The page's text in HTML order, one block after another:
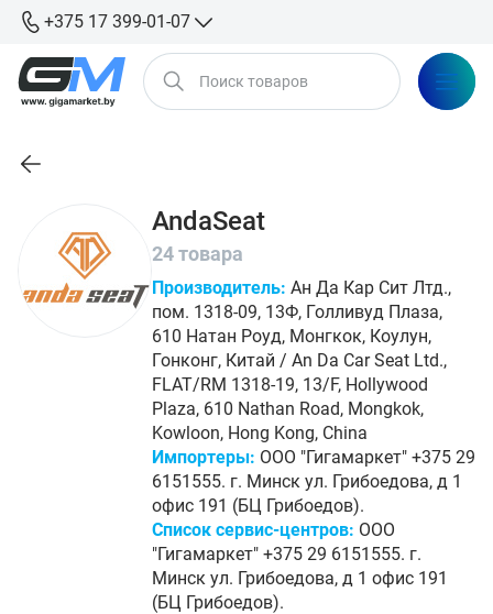
+375 17 399-01-07
AndaSeat
24 товара
Производитель: Ан Да Кар Сит Лтд.,
пом. 1318-09, 13Ф, Голливуд Плаза,
610 Натан Роуд, Монгкок, Коулун,
Гонконг, Китай / An Da Car Seat Ltd.,
FLAT/RM 1318-19, 13/F, Hollywood
Plaza, 610 Nathan Road, Mongkok,
Kowloon, Hong Kong, China
Импортеры: ООО "Гигамаркет" +375 29
6151555. г. Минск ул. Грибоедова, д 1
офис 191 (БЦ Грибоедов).
Список сервис-центров: ООО
"Гигамаркет" +375 29 6151555. г.
Минск ул. Грибоедова, д 1 офис 191
(БЦ Грибоедов).